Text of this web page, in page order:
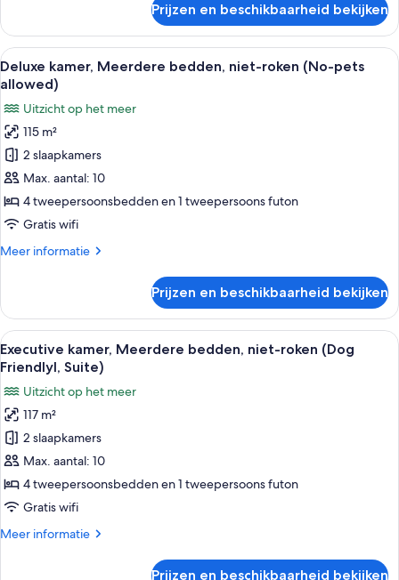
kamer,
Meerdere
bedden,
niet-
(No-
pets
allowed)
Prijzen en beschikbaarheid bekijken
Alle
foto's
Deluxe
kamer,
Meerdere
bedden,
niet-
roken
pets
Een moderne woonkamer met een
24
Deluxe kamer, Meerdere bedden, niet-roken (No-pets
allowed)
Uitzicht op het meer
115 m²
2 slaapkamers
Max. aantal: 10
4 tweepersoonsbedden en 1 tweepersoons futon
Gratis wifi
Meer informatie
Meer
kamer,
Meerdere
bedden,
niet-
(No-
pets
allowed)
Prijzen en beschikbaarheid bekijken
Alle
foto's
Executive
kamer,
Meerdere
bedden,
niet-
roken
Friendlyl,
Een moderne woonkamer met een
25
Executive kamer, Meerdere bedden, niet-roken (Dog
Friendlyl, Suite)
Uitzicht op het meer
117 m²
2 slaapkamers
Max. aantal: 10
4 tweepersoonsbedden en 1 tweepersoons futon
Gratis wifi
Meer informatie
Meer
Prijzen en beschikbaarheid bekijken